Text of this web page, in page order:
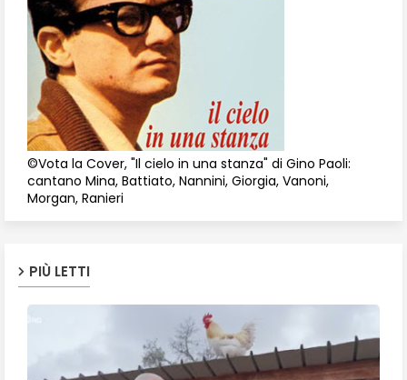
©Vota la Cover, "Il cielo in una stanza" di Gino Paoli:
cantano Mina, Battiato, Nannini, Giorgia, Vanoni,
Morgan, Ranieri
PIÙ LETTI